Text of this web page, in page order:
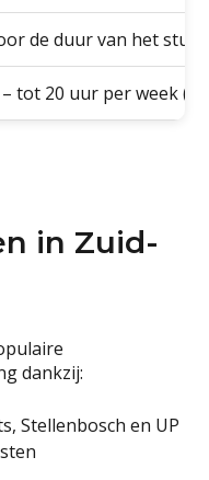
de duur van het
tot 20 uur per week
in Zuid-
dankzij:
Stellenbosch en UP